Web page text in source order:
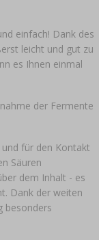
einfach! Dank des
leicht und gut zu
es Ihnen einmal
der Fermente
für den Kontakt
Säuren
dem Inhalt - es
Dank der weiten
besonders